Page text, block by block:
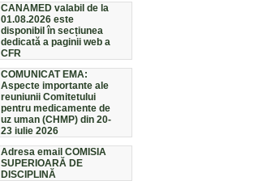
CANAMED valabil de la
01.08.2026 este
disponibil în secțiunea
dedicată a paginii web a
CFR
COMUNICAT EMA:
Aspecte importante ale
reuniunii Comitetului
pentru medicamente de
uz uman (CHMP) din 20-
23 iulie 2026
Adresa email COMISIA
SUPERIOARĂ DE
DISCIPLINĂ